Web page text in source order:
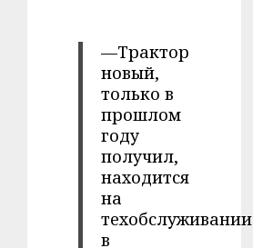
—Трактор
новый,
только в
прошлом
году
получил,
находится
на
техобслуживании
в